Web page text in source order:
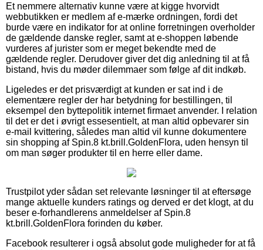
Et nemmere alternativ kunne være at kigge hvorvidt
webbutikken er medlem af e-mærke ordningen, fordi det
burde være en indikator for at online forretningen overholder
de gældende danske regler, samt at e-shoppen løbende
vurderes af jurister som er meget bekendte med de
gældende regler. Derudover giver det dig anledning til at få
bistand, hvis du møder dilemmaer som følge af dit indkøb.
Ligeledes er det prisværdigt at kunden er sat ind i de
elementære regler der har betydning for bestillingen, til
eksempel den byttepolitik internet firmaet anvender. I relation
til det er det i øvrigt essesentielt, at man altid opbevarer sin
e-mail kvittering, således man altid vil kunne dokumentere
sin shopping af Spin.8 kt.brill.GoldenFlora, uden hensyn til
om man søger produkter til en herre eller dame.
Trustpilot yder sådan set relevante løsninger til at eftersøge
mange aktuelle kunders ratings og derved er det klogt, at du
beser e-forhandlerens anmeldelser af Spin.8
kt.brill.GoldenFlora forinden du køber.
Facebook resulterer i også absolut gode muligheder for at få